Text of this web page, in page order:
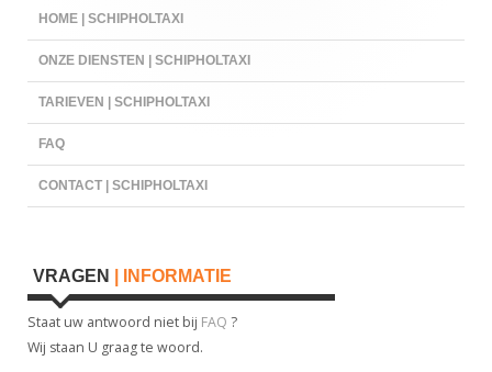
sidebar
HOME | SCHIPHOLTAXI
ONZE DIENSTEN | SCHIPHOLTAXI
TARIEVEN | SCHIPHOLTAXI
FAQ
CONTACT | SCHIPHOLTAXI
VRAGEN | INFORMATIE
Staat uw antwoord niet bij FAQ ?
Wij staan U graag te woord.